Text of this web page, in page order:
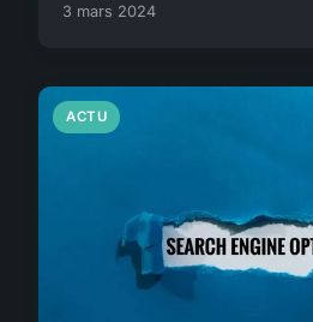
3 mars 2024
ACTU